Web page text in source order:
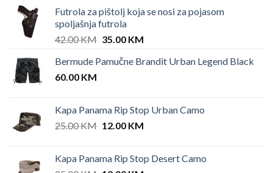
Futrola za pištolj koja se nosi za pojasom
spoljašnja futrola
42.00KM Original
was:
35.00 KMCurrent
is:
Bermude Pamučne Brandit Urban Legend Black
60.00 KM
Kapa Panama Rip Stop Urban Camo
25.00KM Original
25.00 KM.
12.00 KMCurrent
12.00 KM.
Kapa Panama Rip Stop Desert Camo